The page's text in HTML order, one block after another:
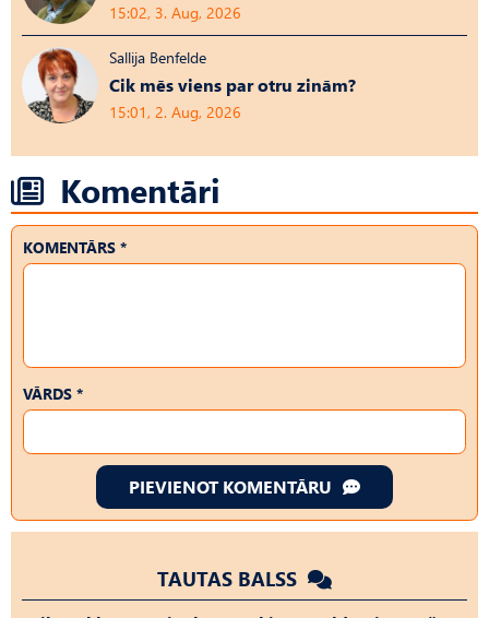
15:02, 3. Aug, 2026
Sallija Benfelde
Cik mēs viens par otru zinām?
15:01, 2. Aug, 2026
Komentāri
KOMENTĀRS *
VĀRDS *
PIEVIENOT KOMENTĀRU
TAUTAS BALSS